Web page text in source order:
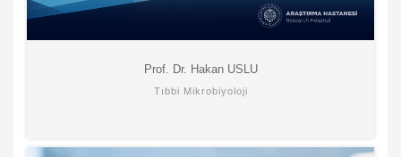
Prof. Dr. Hakan USLU
Tıbbi Mikrobiyoloji